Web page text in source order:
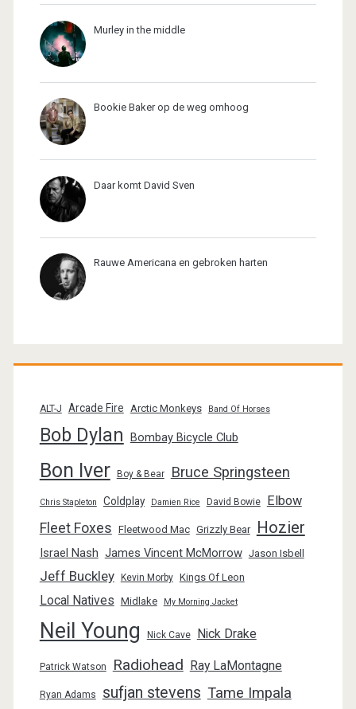
Murley in the middle
Bookie Baker op de weg omhoog
Daar komt David Sven
Rauwe Americana en gebroken harten
ALT-J Arcade Fire Arctic Monkeys Band Of Horses
Bob Dylan Bombay Bicycle Club
Bon Iver Boy & Bear Bruce Springsteen
Chris Stapleton Coldplay Damien Rice David Bowie Elbow
Fleet Foxes Fleetwood Mac Grizzly Bear Hozier
Israel Nash James Vincent McMorrow Jason Isbell
Jeff Buckley Kevin Morby Kings Of Leon
Local Natives Midlake My Morning Jacket
Neil Young Nick Cave Nick Drake
Patrick Watson Radiohead Ray LaMontagne
Ryan Adams sufjan stevens Tame Impala